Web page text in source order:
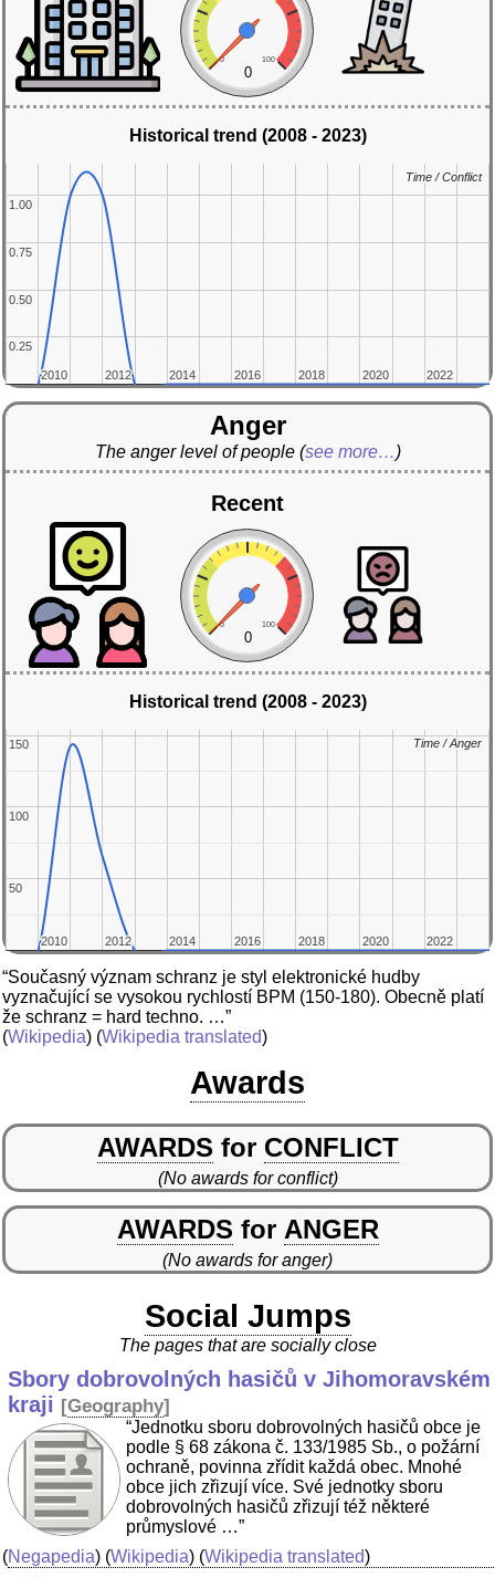
0 100
0
Historical trend (2008 - 2023)
2010
2010 2012
2012 2014
2014 2016
2016 2018
2018 2020
2020 2022
2022
0.25
0.25
0.50
0.50
0.75
0.75
1.00
1.00
Time / Conflict
Time / Conflict
Anger
The anger level of people (see more…)
Recent
0 100
0
Historical trend (2008 - 2023)
2010
2010 2012
2012 2014
2014 2016
2016 2018
2018 2020
2020 2022
2022
50
50
100
100
150
150 Time / Anger
Time / Anger
“Současný význam schranz je styl elektronické hudby
vyznačující se vysokou rychlostí BPM (150-180). Obecně platí
že schranz = hard techno. …”
(Wikipedia) (Wikipedia translated)
Awards
AWARDS for CONFLICT
(No awards for conflict)
AWARDS for ANGER
(No awards for anger)
Social Jumps
The pages that are socially close
Sbory dobrovolných hasičů v Jihomoravském
kraji [Geography]
“Jednotku sboru dobrovolných hasičů obce je
podle § 68 zákona č. 133/1985 Sb., o požární
ochraně, povinna zřídit každá obec. Mnohé
obce jich zřizují více. Své jednotky sboru
dobrovolných hasičů zřizují též některé
průmyslové …”
(Negapedia) (Wikipedia) (Wikipedia translated)